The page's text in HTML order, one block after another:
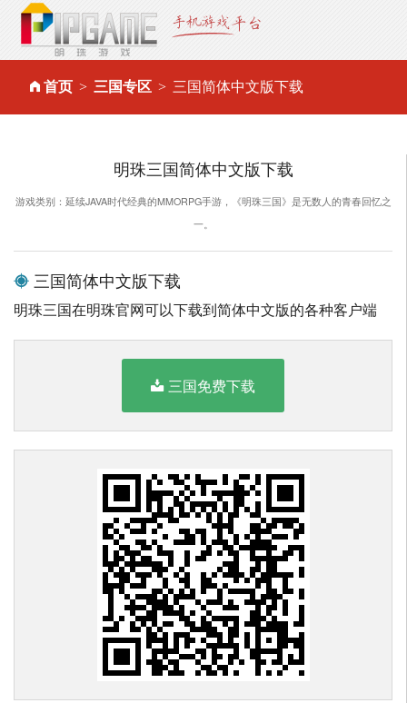
首页 三国专区 三国简体中文版下载
明珠三国简体中文版下载
游戏类别：延续JAVA时代经典的MMORPG手游，《明珠三国》是无数人的青春回忆之
一。
三国简体中文版下载
明珠三国在明珠官网可以下载到简体中文版的各种客户端
三国免费下载